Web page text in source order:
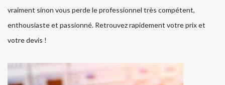
vraiment sinon vous perde le professionnel très compétent,
enthousiaste et passionné. Retrouvez rapidement votre prix et
votre devis !